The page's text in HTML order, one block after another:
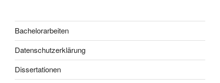
Bachelorarbeiten
Datenschutzerklärung
Dissertationen